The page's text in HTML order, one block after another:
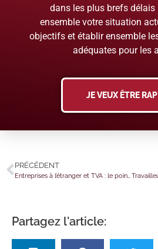
dans les plus brefs délais
ensemble votre situation
objectifs et établir ensemble
adéquates pour les
JE VEUX ÊTRE
PRÉCÉDENT
Entreprises à l’étranger et TVA : le point sur les mécanismes de représentation en France
Partagez l'article: